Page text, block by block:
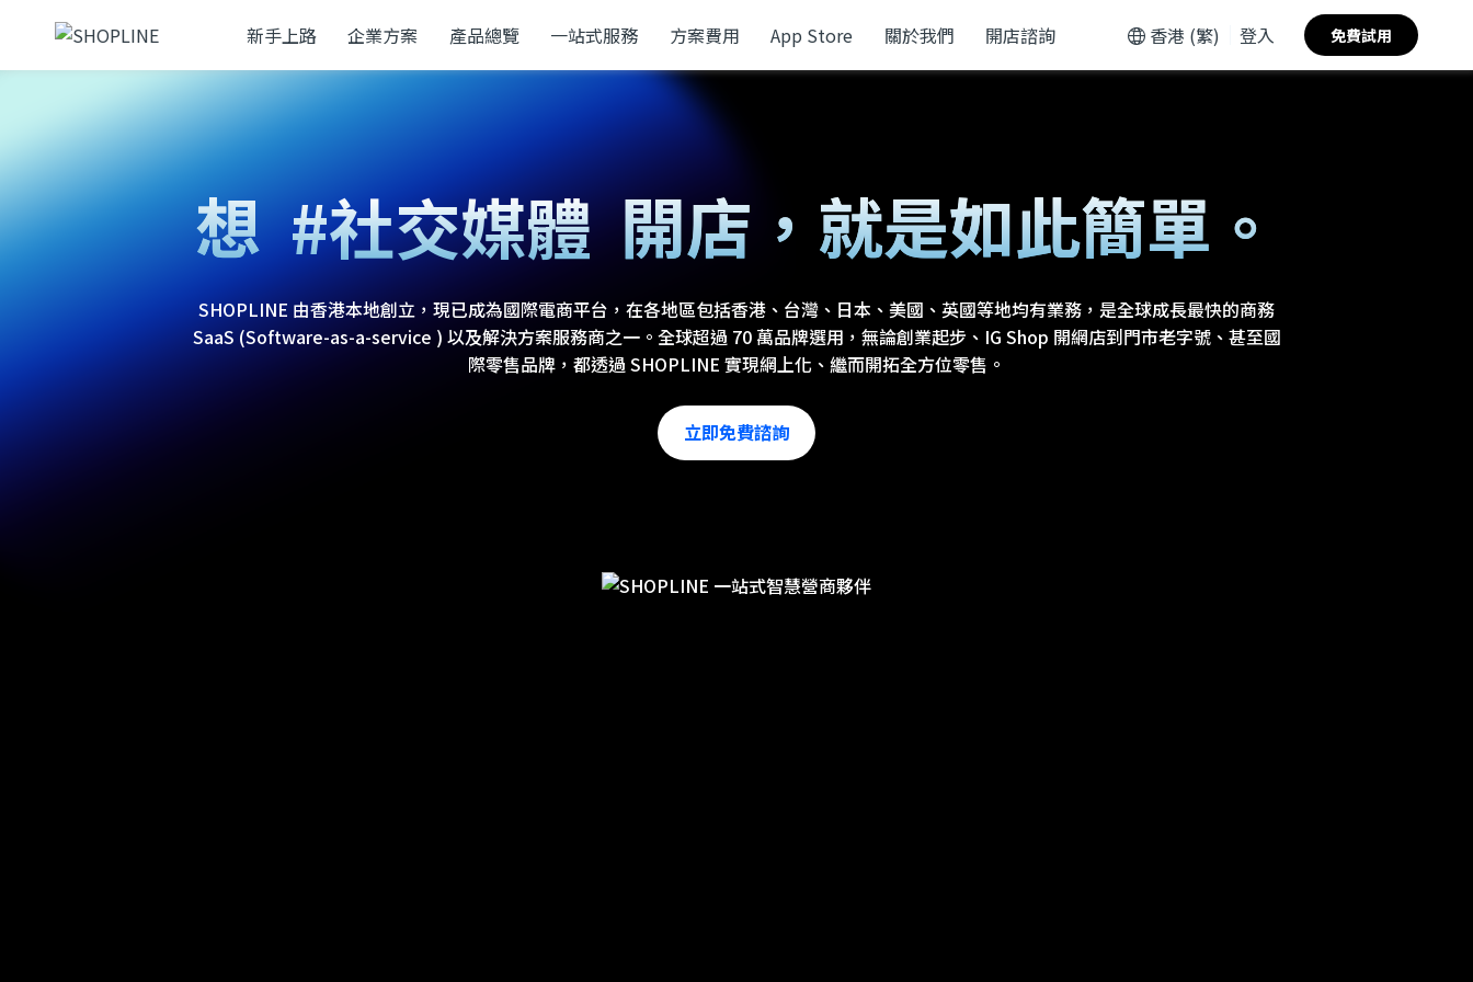
新手上路 企業方案 產品總覽 一站式服務 方案費用 App Store 關於我們 開店諮詢 香港 (繁) 登入 免費試用
想
#網上
#社交媒體
#零售POS
開店， 就是如此簡單。
SHOPLINE 由香港本地創立，現已成為國際電商平台，在各地區包括香港、台灣、日本、美國、英國等地均有業務，是全球成長最快的商務
SaaS (Software-as-a-service ) 以及解決方案服務商之一。全球超過 70 萬品牌選用，無論創業起步、IG Shop 開網店到門市老字號、甚至國
際零售品牌，都透過 SHOPLINE 實現網上化、繼而開拓全方位零售。
立即免費諮詢